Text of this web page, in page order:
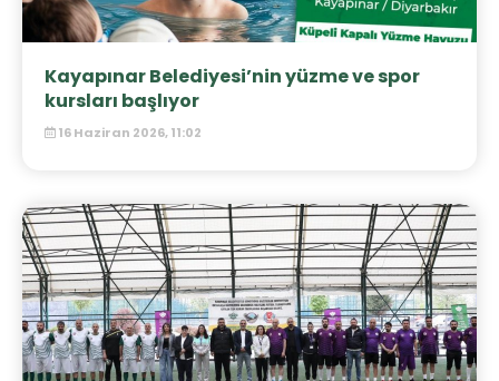
Kayapınar Belediyesi’nin yüzme ve spor
kursları başlıyor
16 Haziran 2026, 11:02